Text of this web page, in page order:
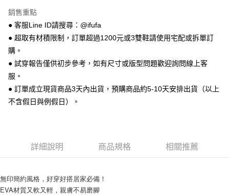
AFTEE先享後付
相關說明
【關於「AFTEE先享後付」】
AFTEE先享後付是「在收到商品之後才付款」的支付方式。 讓您購物簡單
１．簡單：不需註冊會員、不需綁卡、不需儲值。
２．便利：只要手機號碼，簡訊認證，即可結帳。
３．安心：先確認商品／服務後，再付款。
【「AFTEE先享後付」結帳流程】
ATM／網路銀行／等多元方式進行付款，方視為交易完成。
後付繳納相關費用。
※ 交易是否成功請以「AFTEE先享後付 」之結帳頁面顯示為準，若有關於
ATM付款
全家 取貨付款
每筆NT$70，滿NT$999(含以上)免運費
7-11 取貨付款
付款後 7-11取貨
銷售重點
● 客服Line ID請搜尋：@ifufa
● 超取有材積限制，訂單超過1200元或3雙鞋請使用宅配或拆單訂
購。
● 試穿報告僅供初步參考，如有尺寸或版型問題歡迎詢問線上客
服。
● 訂單成立現貨商品3天內出貨，預購商品約5-10天安排出貨（以上
不含假日與例假日）。
詳細說明 商品規格 相關推薦
無印簡約風格，好穿好搭居家必備！
EVA材質又軟又輕，親膚不易磨腳